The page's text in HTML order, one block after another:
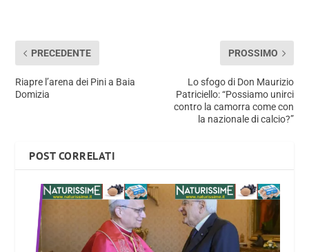
PRECEDENTE
Riapre l’arena dei Pini a Baia
Domizia
PROSSIMO
Lo sfogo di Don Maurizio
Patriciello: “Possiamo unirci
contro la camorra come con
la nazionale di calcio?”
POST CORRELATI